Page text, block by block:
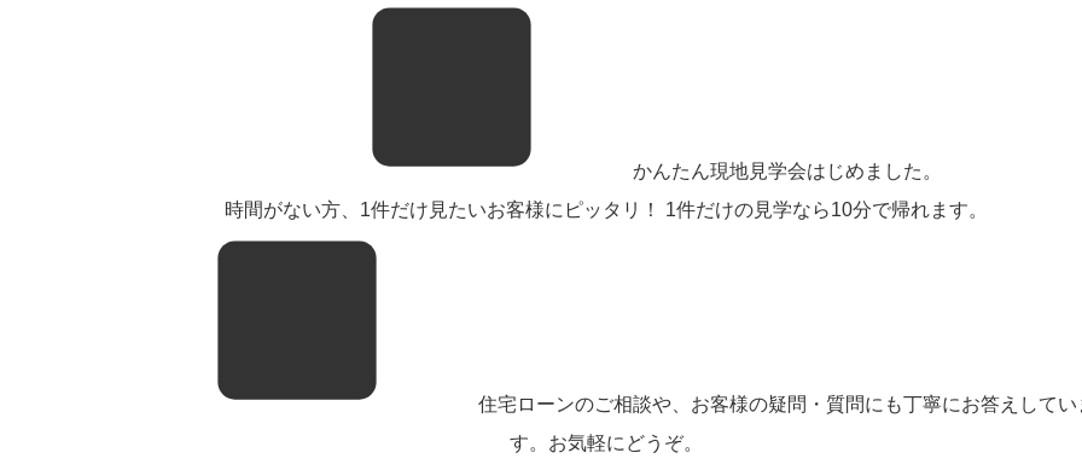
かんたん現地見学会はじめました。
時間がない方、1件だけ見たいお客様にピッタリ！ 1件だけの見学なら10分で帰れます。
住宅ローンのご相談や、お客様の疑問・質問にも丁寧にお答えしてい
す。お気軽にどうぞ。